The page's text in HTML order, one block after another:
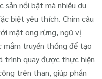
sản nổi bật mà nhiều du
biệt yêu thích. Chim câu
mật ong rừng, ngũ vị
truyền thống để tạo
trình quay được thực hiện
trên than, giúp phần